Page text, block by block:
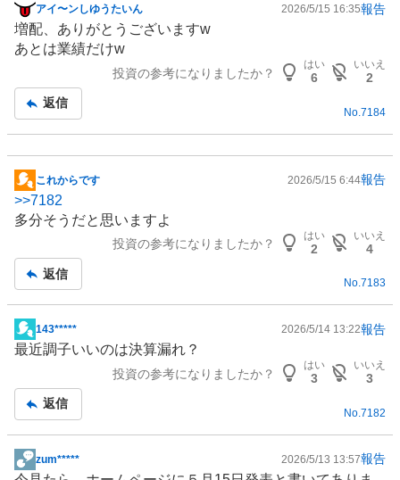
掲
示
板
アイ〜ンしゆうたいん 2026/5/15 16:35報告
増配、ありがとうございますw
あとは業績だけw
投資の参考になりましたか？
はい
6
いいえ
2
返信
No. 7184
掲
示
板
これからです 2026/5/15 6:44報告
>>7182
多分そうだと思いますよ
投資の参考になりましたか？
はい
2
いいえ
4
返信
No.7183
掲
示
事
143***** 2026/5/14 13:22報告
最近調子いいのは決算漏れ？
投資の参考になりましたか？
はい
3
いいえ
3
返信
No. 7182
掲
zum***** 2026/5/13 13:57報告